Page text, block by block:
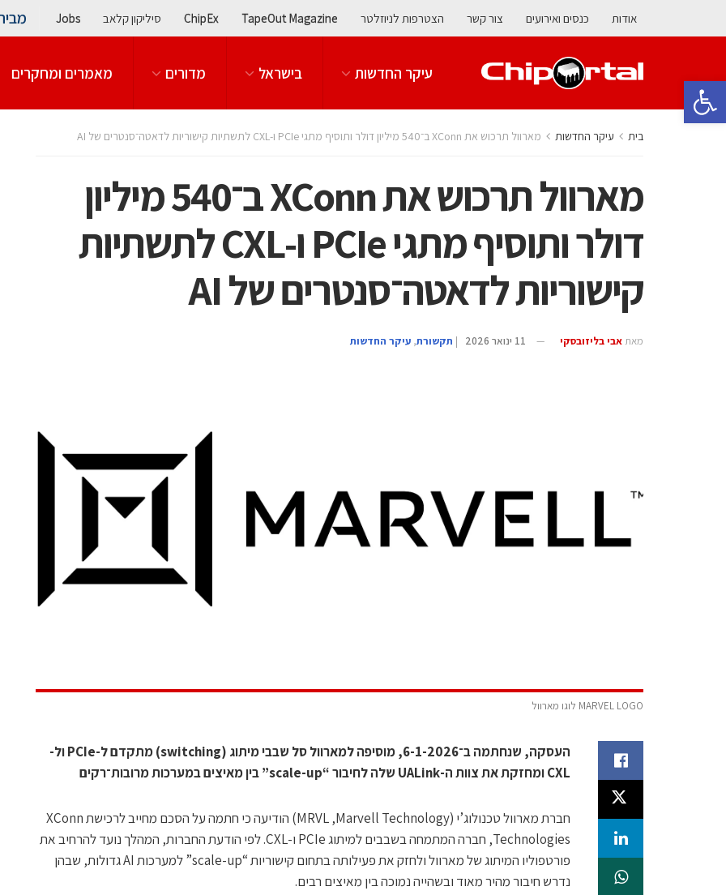
פתח סרגל נגישות
אודות כנסים ואירועים צור קשר הצטרפות לניוזלטר TapeOut Magazine
ChipEx סיליקון קלאב Jobs
עיקר החדשות בישראל מדורים מאמרים ומחקרים
בית עיקר החדשות מארוול תרכוש את XConn ב־540 מיליון דולר ותוסיף מתגי PCIe ו-CXL לתשתיות קישוריות לדאטה־סנטרים של AI
מארוול תרכוש את XConn ב־540 מיליון
דולר ותוסיף מתגי PCIe ו-CXL לתשתיות
קישוריות לדאטה־סנטרים של AI
מאת אבי בליזובסקי 11 ינואר 2026 | תקשורת, עיקר החדשות
MARVEL LOGO לוגו מארוול
העסקה, שנחתמה ב־6-1-2026, מוסיפה למארוול סל שבבי מיתוג (switching) מתקדם ל-PCIe ול-
CXL ומחזקת את צוות ה-UALink שלה לחיבור “scale-up” בין מאיצים במערכות מרובות־רקים
חברת מארוול טכנולוג’י (Marvell Technology, ‏MRVL) הודיעה כי חתמה על הסכם מחייב לרכישת XConn
Technologies, חברה המתמחה בשבבים למיתוג PCIe ו-CXL. לפי הודעת החברות, המהלך נועד להרחיב את
פורטפוליו המיתוג של מארוול ולחזק את פעילותה בתחום קישוריות “scale-up” למערכות AI גדולות, שבהן
נדרש חיבור מהיר מאוד ובשהייה נמוכה בין מאיצים רבים.